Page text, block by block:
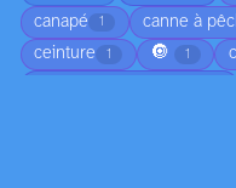
canapé 1 canne à
ceinture 1 🔘 1